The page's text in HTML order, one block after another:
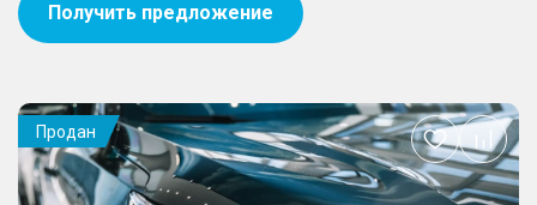
Получить предложение
Продан
Добавить
в
избранное